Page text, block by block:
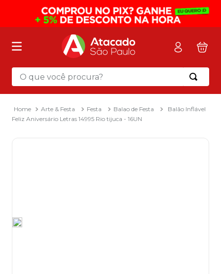
O que você procura?
Arte & Festa Festa Balao de Festa
Balão Inflável
Feliz Aniversário Letras 14995 Rio tijuca - 16UN
Termos mais buscados
mochila
2 º sacola
3º mala
8